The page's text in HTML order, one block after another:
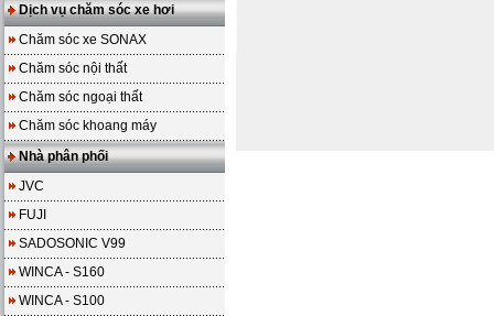
Dịch vụ chăm sóc xe hơi
Chăm sóc xe SONAX
Chăm sóc nội thất
Chăm sóc ngoại thất
Chăm sóc khoang máy
Nhà phân phối
JVC
FUJI
SADOSONIC V99
WINCA - S160
WINCA - S100